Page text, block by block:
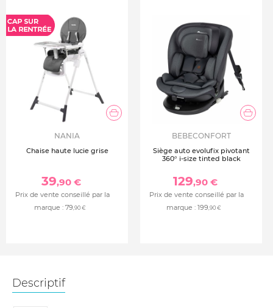
NANIA
Chaise haute lucie grise
39,90 €
Prix de vente conseillé par la
marque : 79,90 €
BEBECONFORT
Siège auto evolufix pivotant
360° i-size tinted black
129,90 €
Prix de vente conseillé par la
marque : 199,90 €
Descriptif